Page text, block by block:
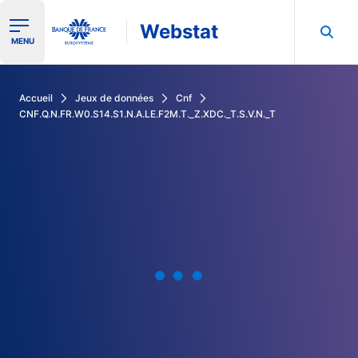
Ouvrir le menu de navigation
MENU Webstat
Accueil Jeux de données
Cnf
CNF.Q.N.FR.W0.S14.S1.N.A.LE.F2M.T._Z.XDC._T.S.V.N._T